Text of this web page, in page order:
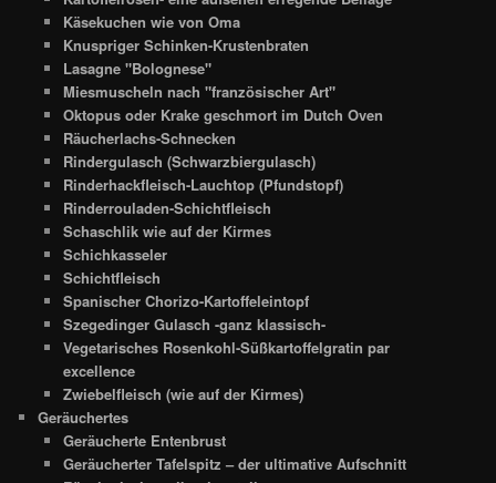
Käsekuchen wie von Oma
Knuspriger Schinken-Krustenbraten
Lasagne "Bolognese"
Miesmuscheln nach "französischer Art"
Oktopus oder Krake geschmort im Dutch Oven
Räucherlachs-Schnecken
Rindergulasch (Schwarzbiergulasch)
Rinderhackfleisch-Lauchtop (Pfundstopf)
Rinderrouladen-Schichtfleisch
Schaschlik wie auf der Kirmes
Schichkasseler
Schichtfleisch
Spanischer Chorizo-Kartoffeleintopf
Szegedinger Gulasch -ganz klassisch-
Vegetarisches Rosenkohl-Süßkartoffelgratin par
excellence
Zwiebelfleisch (wie auf der Kirmes)
Geräuchertes
Geräucherte Entenbrust
Geräucherter Tafelspitz – der ultimative Aufschnitt